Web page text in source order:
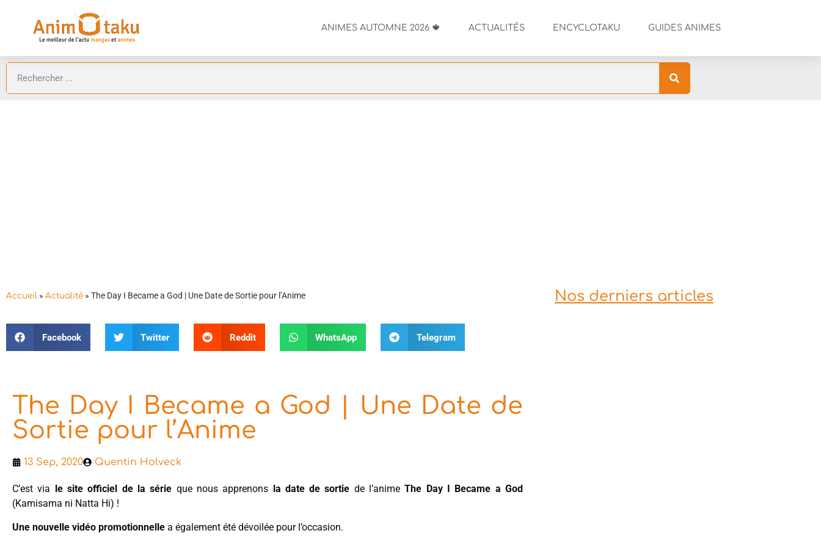
ANIMES AUTOMNE 2026 🍁 ACTUALITÉS ENCYCLOTAKU GUIDES ANIMES
Accueil » Actualité » The Day I Became a God | Une Date de Sortie pour l’Anime
Facebook Twitter Reddit WhatsApp Telegram
The Day I Became a God | Une Date de
Sortie pour l’Anime
13 Sep, 2020 Quentin Holveck
C’est via le site officiel de la série que nous apprenons la date de sortie de l’animeThe Day I Became a God
(Kamisama ni Natta Hi) !
Une nouvelle vidéo promotionnelle a également été dévoilée pour l’occasion.
Nos derniers articles